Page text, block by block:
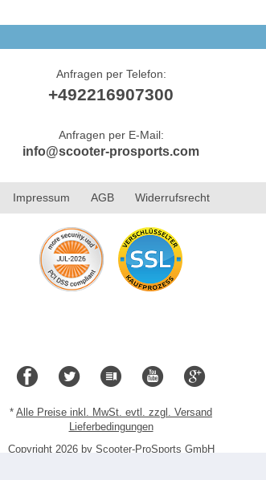
Anfragen per Telefon:
+492216907300
Anfragen per E-Mail:
info@scooter-prosports.com
Impressum AGB Widerrufsrecht
* Alle Preise inkl. MwSt. evtl. zzgl. Versand
Lieferbedingungen
Copyright 2026 by Scooter-ProSports GmbH